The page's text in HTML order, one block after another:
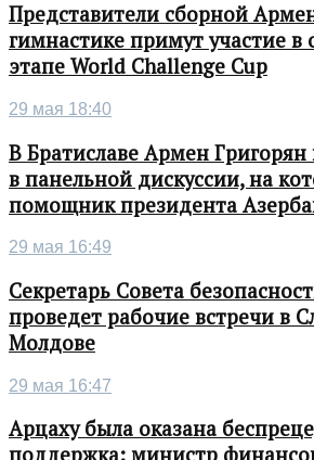
Представители сборной
гимнастике примут участие в
этапе World Challenge Cup
29 мая 18:40
В Братиславе Армен Григорян
в панельной дискуссии, на
помощник президента
29 мая 16:49
Секретарь Совета
проведет рабочие встречи в
Молдове
29 мая 16:47
Арцаху была оказана